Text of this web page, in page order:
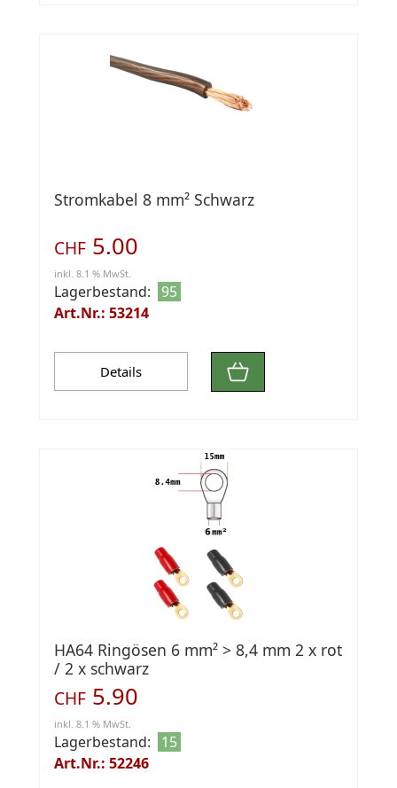
Stromkabel 8 mm² Schwarz
CHF 5.00
inkl. 8.1 % MwSt.
Lagerbestand:
95
Art.Nr.: 53214
Details
HA64 Ringösen 6 mm² > 8,4 mm 2 x rot
/ 2 x schwarz
CHF 5.90
inkl. 8.1 % MwSt.
Lagerbestand:
15
Art.Nr.: 52246